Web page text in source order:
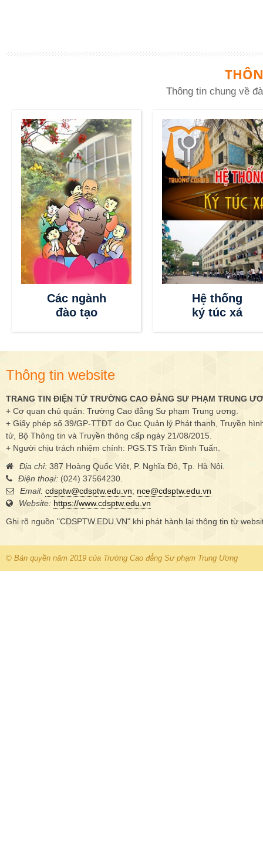
Thông tin chung về
Các ngành
đào tạo
Hệ thống
ký túc xá
Thông tin website
TRANG TIN ĐIỆN TỬ TRƯỜNG CAO ĐẲNG SƯ PHẠM TRUNG
+ Cơ quan chủ quản: Trường Cao đẳng Sư phạm Trung ương.
+ Giấy phép số 39/GP-TTĐT do Cục Quản lý Phát thanh, Truyền
tử, Bộ Thông tin và Truyền thông cấp ngày 21/08/2015.
+ Người chịu trách nhiệm chính: PGS.TS Trần Đình Tuấn.
Địa chỉ: 387 Hoàng Quốc Việt, P. Nghĩa Đô, Tp. Hà Nội.
Điện thoại: (024) 37564230.
Email: cdsptw@cdsptw.edu.vn; nce@cdsptw.edu.vn
Website: https://www.cdsptw.edu.vn
Ghi rõ nguồn "CDSPTW.EDU.VN" khi phát hành lại thông tin từ
© Bản quyền năm 2019 của Trường Cao đẳng Sư phạm Trung Ương